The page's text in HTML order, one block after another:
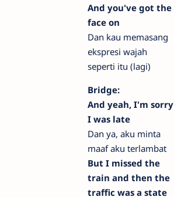
And you've got the
face on
Dan kau memasang
ekspresi wajah
seperti itu (lagi)
Bridge:
And yeah, I'm sorry
I was late
Dan ya, aku minta
maaf aku terlambat
But I missed the
train and then the
traffic was a state